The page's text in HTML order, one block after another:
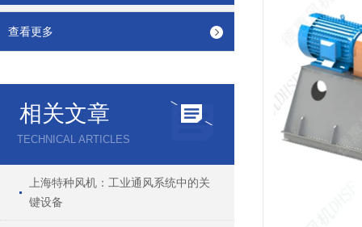
查看更多
相关文章
TECHNICAL ARTICLES
上海特种风机：工业通风系统中的关
键设备